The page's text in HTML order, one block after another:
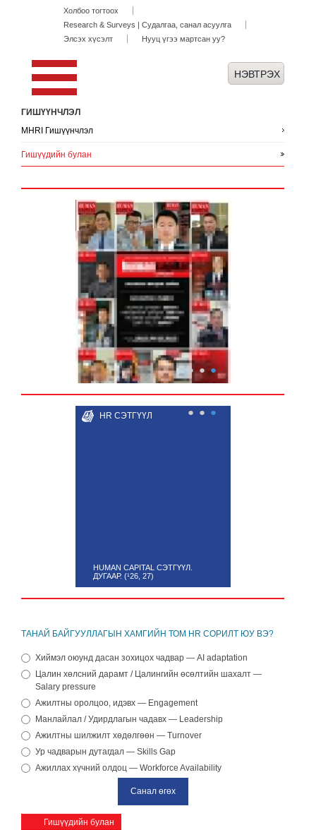
Холбоо тогтоох
Research & Surveys | Судалгаа, санал асуулга
Элсэх хүсэлт
Нууц үгээ мартсан уу?
ГИШҮҮНЧЛЭЛ
MHRI Гишүүнчлэл
Гишүүдийн булан
● ● ●
HR СЭТГҮҮЛ
HUMAN CAPITAL СЭТГҮҮЛ.
ДУГААР. (¹26, 27)
● ● ●
ТАНАЙ БАЙГУУЛЛАГЫН ХАМГИЙН ТОМ HR СОРИЛТ ЮУ ВЭ?
Хиймэл оюунд дасан зохицох чадвар — AI adaptation
Цалин хөлсний дарамт / Цалингийн өсөлтийн шахалт —
Salary pressure
Ажилтны оролцоо, идэвх — Engagement
Манлайлал / Удирдлагын чадавх — Leadership
Ажилтны шилжилт хөдөлгөөн — Turnover
Ур чадварын дутагдал — Skills Gap
Ажиллах хүчний олдоц — Workforce Availability
Гишүүдийн булан